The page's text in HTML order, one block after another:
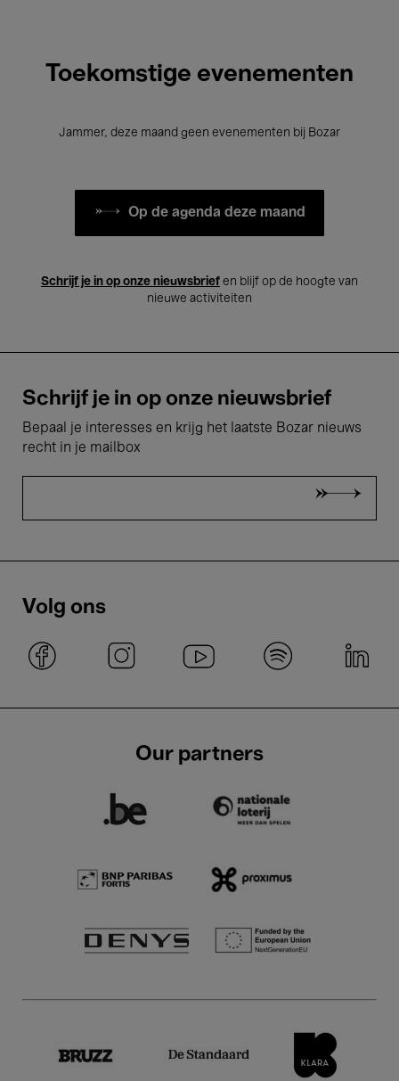
Toekomstige evenementen
Jammer, deze maand geen evenementen bij Bozar
Op de agenda deze maand
Schrijf je in op onze nieuwsbrief en blijf op de hoogte van
nieuwe activiteiten
Schrijf je in op onze nieuwsbrief
Bepaal je interesses en krijg het laatste Bozar nieuws
recht in je mailbox
Volg ons
Our partners